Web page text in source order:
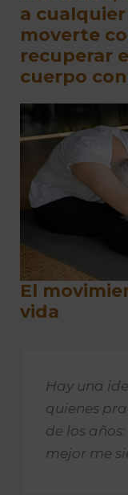
a
moverte
recuperar
cuerpo
El
vida
Hay una
quienes
de los
mejor me